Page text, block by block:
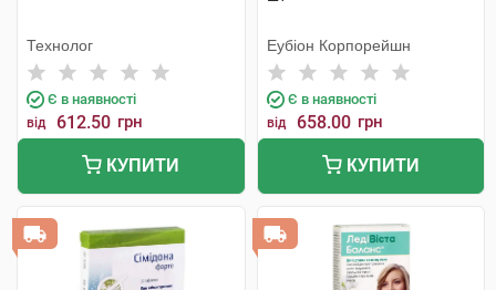
Технолог
Є в наявності
від 612.50 грн
КУПИТИ
Еубіон Корпорейшн
Є в наявності
від 658.00 грн
КУПИТИ